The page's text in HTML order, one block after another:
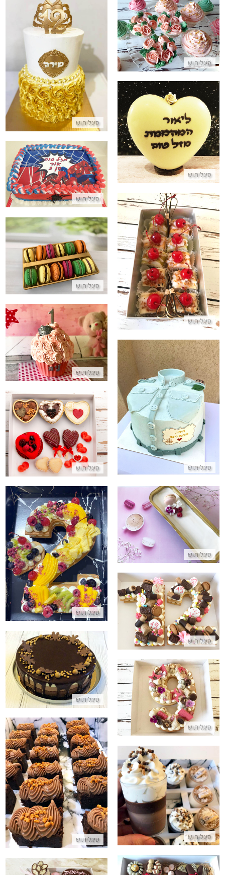
סיגליתוש
עוגת קומות לבת מצווה
התקשר/י
סיגליתוש
קאפקייקס פרחוניים
התקשר/י
סיגליתוש
לב שוקולד מלא הפתעות
התקשר/י
סיגליתוש
עוגת ספיידרמן מלבנית לגן
התקשר/י
סיגליתוש
סושי פירות
התקשר/י
סיגליתוש
מקרונים
התקשר/י
סיגליתוש
עוגת קייק סמאש
התקשר/י
סיגליתוש
עוגה לקבלת דרגה
התקשר/י
סיגליתוש
מארז קטן ליום האהבה
התקשר/י
סיגליתוש
עוגת מספרים ללא גלוטן
התקשר/י
סיגליתוש
ציז קייק
התקשר/י
סיגליתוש
עוגת 12 עם שוקולדים
התקשר/י
סיגליתוש
עוגת טריקולד
התקשר/י
סיגליתוש
עוגת מספרים 9
התקשר/י
סיגליתוש
בראוניז
התקשר/י
סיגליתוש
קינוחי כוסות
התקשר/י